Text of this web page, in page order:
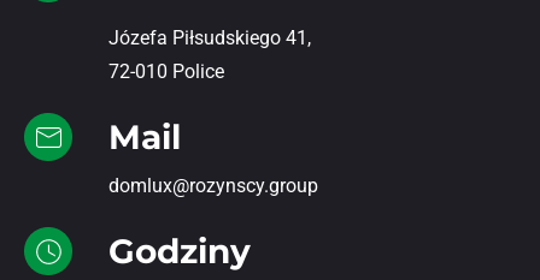
Józefa Piłsudskiego 41,
72-010 Police
Mail
domlux@rozynscy.group
Godziny